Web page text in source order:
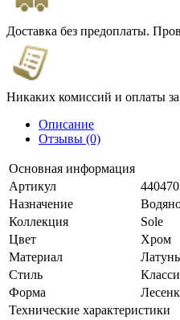
Доставка без предоплаты.
Никаких комиссий и оплаты за
Описание
Отзывы (0)
Основная информация
Артикул
Назначение
Коллекция
Sole
Цвет
Хром
Материал
Латунь
Стиль
Форма
Технические характеристики